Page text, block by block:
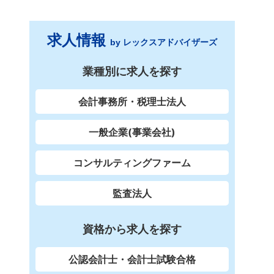
求人情報 by レックスアドバイザーズ
業種別に求人を探す
会計事務所・税理士法人
一般企業(事業会社)
コンサルティングファーム
監査法人
資格から求人を探す
公認会計士・会計士試験合格